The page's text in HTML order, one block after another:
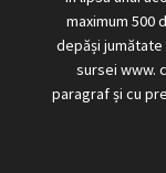
maximum 500
depăși
sursei www.
paragraf și cu